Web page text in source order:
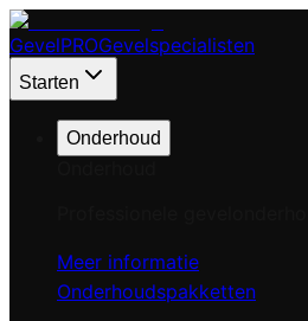
GevelPROGevelspecialisten
Starten
Onderhoud
Meer informatie
Onderhoudspakketten